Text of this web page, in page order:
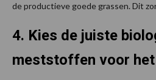
de productieve goede grassen. Dit
4. Kies de juiste
meststoffen voor